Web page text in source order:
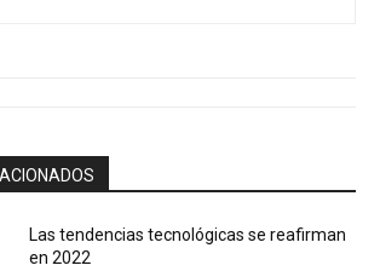
Las tendencias tecnológicas se reafirman
en 2022